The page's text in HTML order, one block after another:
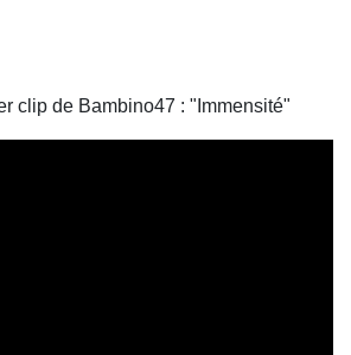
clip de Bambino47 : "Immensité"